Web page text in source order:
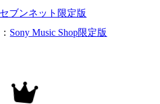
セブンネット限定版
Sony Music Shop限定版